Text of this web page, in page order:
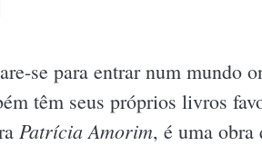
se para entrar num mundo
têm seus próprios livros
Patrícia Amorim, é uma obra